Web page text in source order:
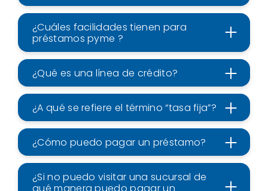
¿Cuáles facilidades tienen para
préstamos pyme ?
¿Qué es una línea de crédito?
¿A qué se refiere el término “tasa fija”?
¿Cómo puedo pagar un préstamo?
¿Si no puedo visitar una sucursal de
qué manera puedo pagar un